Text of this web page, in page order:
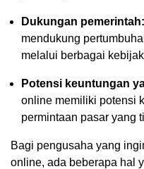
Dukungan pemerintah:
mendukung
melalui berbagai
Potensi keuntungan
online memiliki potensi
permintaan pasar yang
Bagi pengusaha yang
online, ada beberapa hal